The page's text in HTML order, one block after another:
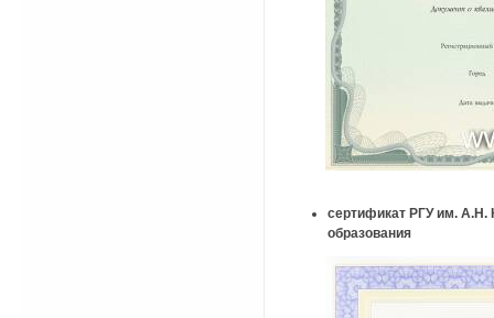
сертификат РГУ им. А.Н.
образования